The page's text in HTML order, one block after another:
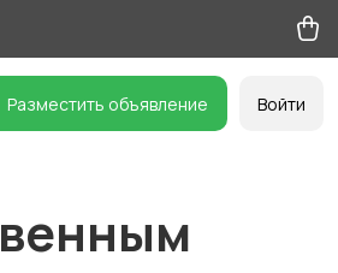
Разместить объявление Войти